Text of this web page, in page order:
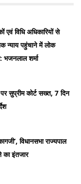
विधि अधिकारियों से
न्याय पहुंचाने में लोक
भजनलाल शर्मा
सुप्रीम कोर्ट सख्त, 7 दिन
विधानसभा राज्यपाल
का इंतजार